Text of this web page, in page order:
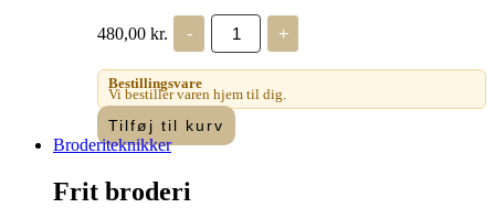
480,00 kr. -
Haandarbejdets
Fremme
-
Tusindfryd
pude
VO
antal
+
Bestillingsvare
Vi bestiller varen hjem til dig.
Tilføj til kurv
Broderiteknikker
Frit broderi